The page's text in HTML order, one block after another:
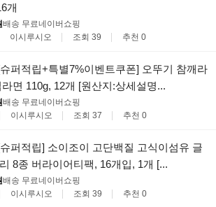
개
배송 무료네이버쇼핑
이시루시오 조회 39 추천 0
퍼적립+특별7%이벤트쿠폰] 오뚜기 참깨라
면 110g, 12개 [원산지:상세설명...
배송 무료네이버쇼핑
이시루시오 조회 37 추천 0
퍼적립] 소이조이 고단백질 고식이섬유 글
8종 버라이어티팩, 16개입, 1개 [...
배송 무료네이버쇼핑
이시루시오 조회 39 추천 0